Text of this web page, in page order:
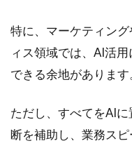
ご相
談は
ら
特に、マーケティン
ィス領域では、AI活
できる余地があります
ただし、すべてをAI
断を補助し、業務ス